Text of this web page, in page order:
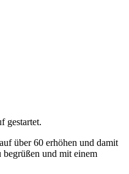
gestartet.
über 60 erhöhen und damit
begrüßen und mit einem